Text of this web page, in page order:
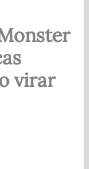
virar